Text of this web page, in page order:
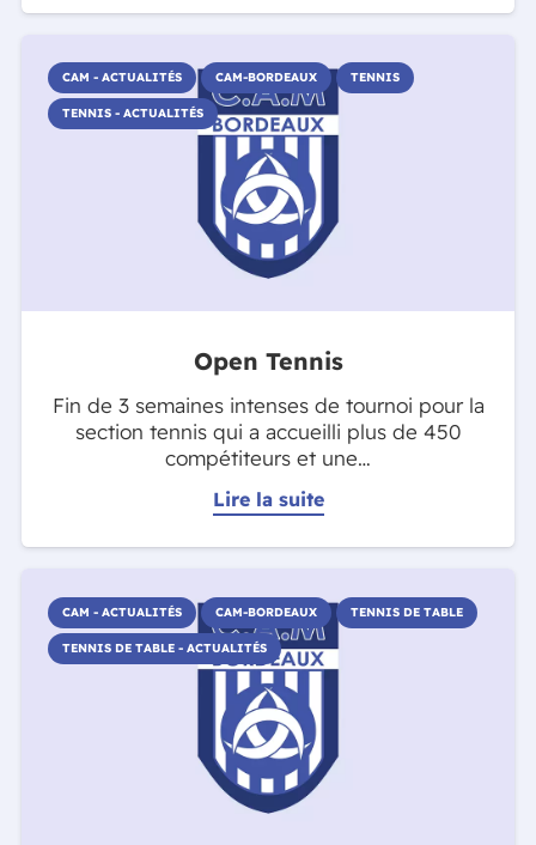
CAM - ACTUALITÉS CAM-BORDEAUX TENNIS
TENNIS - ACTUALITÉS
Open Tennis
Fin de 3 semaines intenses de tournoi pour la
section tennis qui a accueilli plus de 450
compétiteurs et une…
Lire la suite
CAM - ACTUALITÉS CAM-BORDEAUX TENNIS DE TABLE
TENNIS DE TABLE - ACTUALITÉS